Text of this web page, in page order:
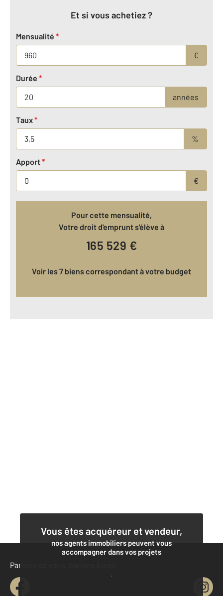
Et si vous achetiez ?
Mensualité *
€
Durée *
années
Taux*
%
Apport*
€
Pour cette mensualité,
Votre droit d'emprunt s'élève à
165 529 €
Voir les 7 biens correspondant à votre budget
Vous êtes acquéreur et vendeur,
nos agents immobiliers peuvent vous
accompagner dans vos projets
Contacter l'agence
Parlons de vous, parlons biens